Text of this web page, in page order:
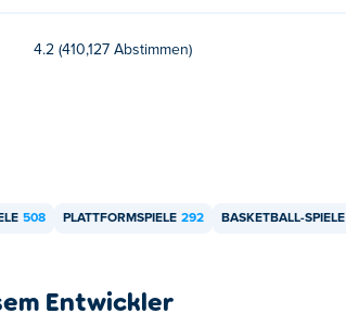
werden.
4.2 (410,127 Abstimmen)
508 PLATTFORMSPIELE 292 BASKETBALL-SPIELE
Entwickler